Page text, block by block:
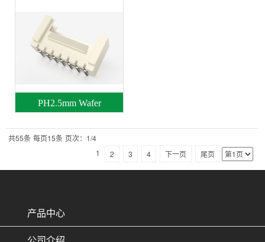
PH2.5mm Wafer
共55条 每页15条 页次：1/4
1
2 3 4 下一页 尾页
产品中心